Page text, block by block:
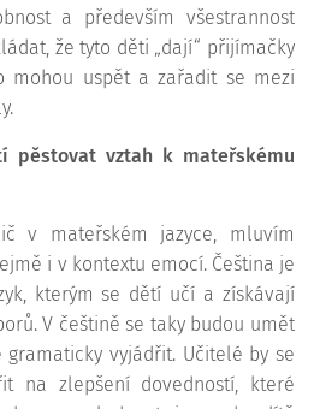
a především všestrannost
že tyto děti „dají“ přijímačky
mohou uspět a zařadit se mezi
pěstovat vztah k mateřskému
v mateřském jazyce, mluvím
i v kontextu emocí. Čeština je
kterým se dětí učí a získávají
V češtině se taky budou umět
vyjádřit. Učitelé by se
na zlepšení dovedností, které